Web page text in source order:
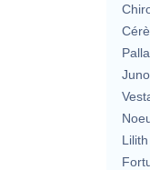
Lilith